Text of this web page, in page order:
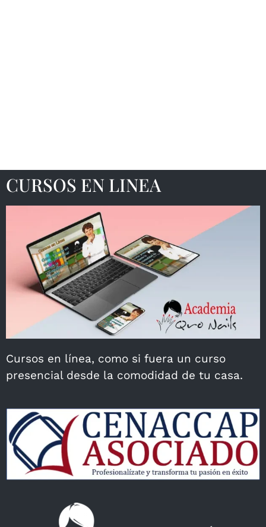
CURSOS EN LINEA
Cursos en línea, como si fuera un curso
presencial desde la comodidad de tu casa.